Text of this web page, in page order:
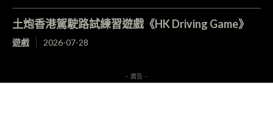
土炮香港駕駛路試練習遊戲《HK Driving Game》
遊戲 2026-07-28
- 廣告 -